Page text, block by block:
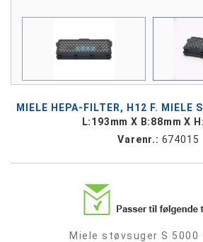
MIELE HEPA-FILTER, H12 F. MIELE
L:193mm X B:88mm X
Varenr.: 674015
Miele støvsuger S 5000